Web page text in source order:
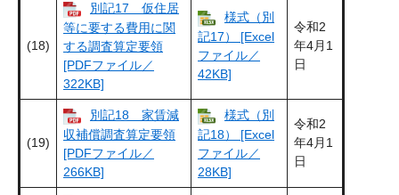
(18)
別記17 仮住居
等に要する費用に関
する調査算定要領
[PDFファイル／
322KB]
様式（別
記17） [Excel
ファイル／
42KB]
令和2
年4月1
日
(19)
別記18 家賃減
収補償調査算定要領
[PDFファイル／
266KB]
様式（別
記18） [Excel
ファイル／
28KB]
令和2
年4月1
日